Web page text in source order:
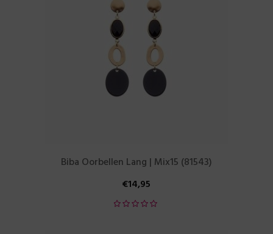
Biba Oorbellen Lang | Mix15 (81543)
€14,95